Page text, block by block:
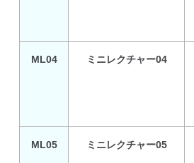
ML04 ミニレクチャー04
ML05 ミニレクチャー05